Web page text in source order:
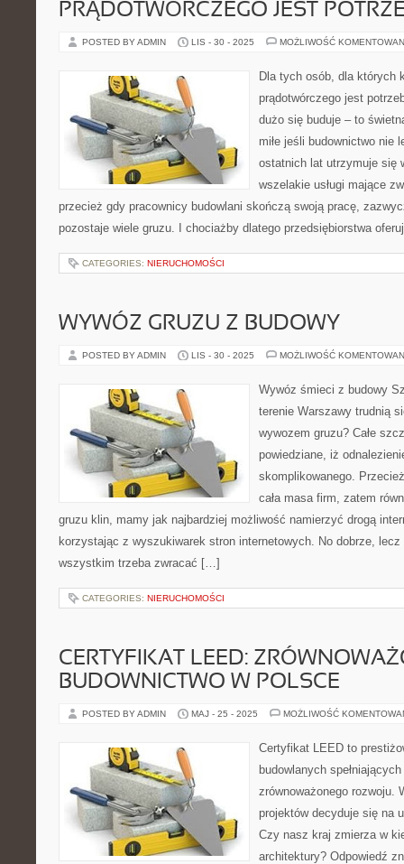
PRĄDOTWÓRCZEGO JEST
POSTED BY ADMIN LIS - 30 - 2025 MOŻLIWOŚĆ
Dla tych osób, dla których
prądotwórczego jest
dużo się buduje – to
miłe jeśli budownictwo nie
ostatnich lat utrzymuje się
wszelakie usługi mające
przecież gdy pracownicy budowlani skończą swoją pracę,
pozostaje wiele gruzu. I chociażby dlatego przedsiębiorstwa
CATEGORIES: NIERUCHOMOŚCI
WYWÓZ GRUZU Z BUDOWY
POSTED BY ADMIN LIS - 30 - 2025 MOŻLIWOŚĆ
Wywóz śmieci z budowy
terenie Warszawy trudnią
wywozem gruzu? Całe
powiedziane, iż
skomplikowanego.
cała masa firm, zatem
gruzu klin, mamy jak najbardziej możliwość namierzyć drogą
korzystając z wyszukiwarek stron internetowych. No dobrze,
wszystkim trzeba zwracać […]
CATEGORIES: NIERUCHOMOŚCI
CERTYFIKAT LEED:
BUDOWNICTWO W POLSCE
POSTED BY ADMIN MAJ - 25 - 2025 MOŻLIWOŚĆ
Certyfikat LEED to
budowlanych
zrównoważonego rozwoju.
projektów decyduje się na
Czy nasz kraj zmierza w
architektury? Odpowiedź